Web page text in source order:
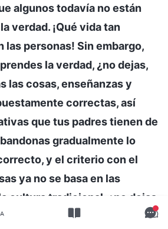
algunos todavía no están
verdad. ¡Qué vida tan
las personas! Sin embargo,
la verdad, ¿no dejas,
las cosas, enseñanzas y
correctas, así
que tus padres tienen de
gradualmente lo
y el criterio con el
ya no se basa en las
cultura tradicional, ¿no dejas
afirmaciones? Y si no